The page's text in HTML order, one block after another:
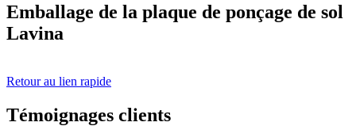
Emballage de la plaque de ponçage de sol
Lavina
Retour au lien rapide
Témoignages clients